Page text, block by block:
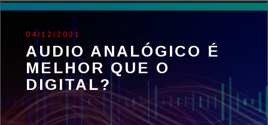
04/12/2021
AUDIO ANALÓGICO É
MELHOR QUE O
DIGITAL?